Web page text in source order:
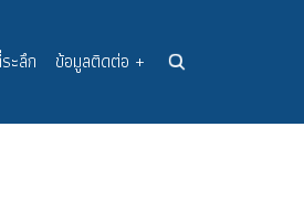
ะลึก ข้อมูลติดต่อ +